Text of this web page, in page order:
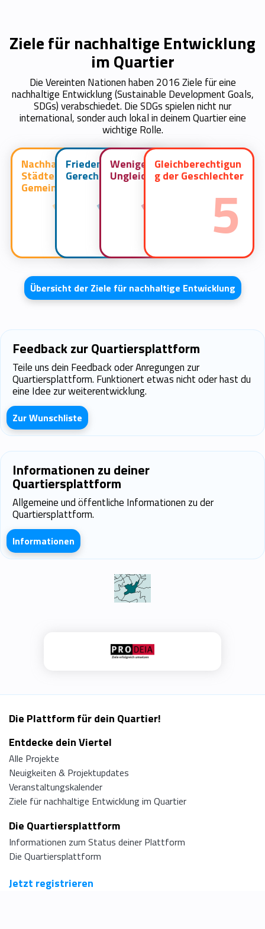
Ziele für nachhaltige Entwicklung
im Quartier
Die Vereinten Nationen haben 2016 Ziele für eine
nachhaltige Entwicklung (Sustainable Development Goals,
SDGs) verabschiedet. Die SDGs spielen nicht nur
international, sonder auch lokal in deinem Quartier eine
wichtige Rolle.
11
Nachhaltige
Städte und
Gemeinden 16
Frieden und
Gerechtigkeit 10
Weniger
Ungleichheiten 5
Gleichberechtigun
g der Geschlechter
Übersicht der Ziele für nachhaltige Entwicklung
Feedback zur Quartiersplattform
Teile uns dein Feedback oder Anregungen zur
Quartiersplattform. Funktionert etwas nicht oder hast du
eine Idee zur weiterentwicklung.
Zur Wunschliste
Informationen zu deiner
Quartiersplattform
Allgemeine und öffentliche Informationen zu der
Quartiersplattform.
Informationen
Die Plattform für dein Quartier!
Entdecke dein Viertel
Alle Projekte
Neuigkeiten & Projektupdates
Veranstaltungskalender
Ziele für nachhaltige Entwicklung im Quartier
Die Quartiersplattform
Informationen zum Status deiner Plattform
Die Quartiersplattform
Jetzt registrieren